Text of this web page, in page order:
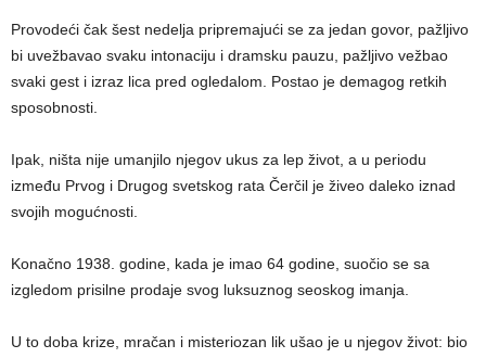
Provodeći čak šest nedelja pripremajući se za jedan govor, pažljivo
bi uvežbavao svaku intonaciju i dramsku pauzu, pažljivo vežbao
svaki gest i izraz lica pred ogledalom. Postao je demagog retkih
sposobnosti.
Ipak, ništa nije umanjilo njegov ukus za lep život, a u periodu
između Prvog i Drugog svetskog rata Čerčil je živeo daleko iznad
svojih mogućnosti.
Konačno 1938. godine, kada je imao 64 godine, suočio se sa
izgledom prisilne prodaje svog luksuznog seoskog imanja.
U to doba krize, mračan i misteriozan lik ušao je u njegov život: bio